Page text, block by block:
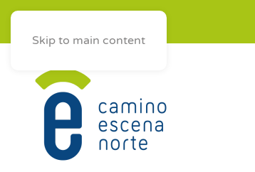
Skip to main content